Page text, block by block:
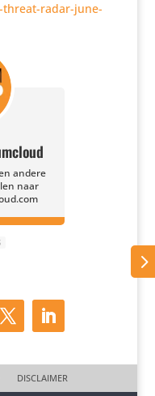
​t​h​r​e​a​t​-​r​a​d​a​r​-​j​u​n​e​-​
andere
naar
DISCLAIMER